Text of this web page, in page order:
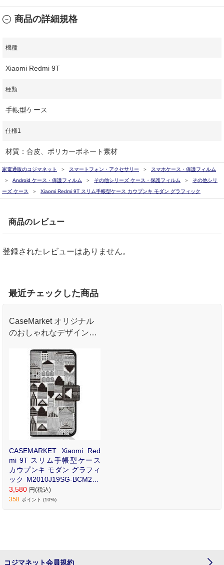
商品の詳細規格
機種
Xiaomi Redmi 9T
種類
手帳型ケース
仕様1
材質：合皮、ポリカーボネート素材
家電通販のコジマネット スマートフォン・アクセサリー
スマホケース・保護フィルム
Android ケース・保護フィルム
その他シリーズ ケース・保護フィルム
その他シリ
ーズ ケース
Xiaomi Redmi 9T スリム手帳型ケース カウプンキ モダン グラフィック
商品のレビュー
登録されたレビューはありません。
最近チェックした商品
CaseMarket オリジナル
のおしゃれなデザインプ
ル手帳型ケース。
CASEMARKET Xiaomi Red
mi 9T スリム手帳型ケース
カウプンキ モダン グラフィ
ック M2010J19SG-BCM2S2
001-78
3,580 円(税込)
358 ポイント (10%)
コジマネット会員規約